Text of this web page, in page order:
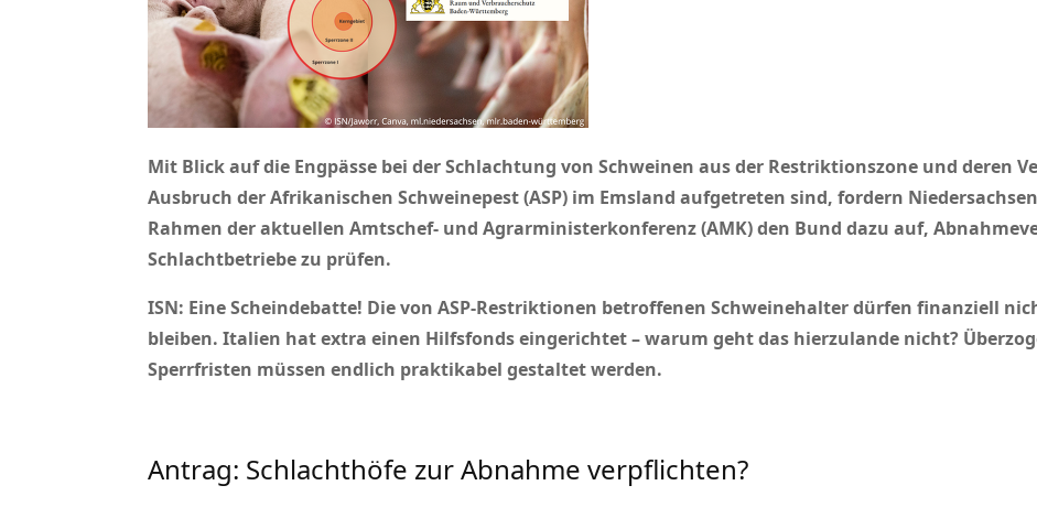
Mit Blick auf die Engpässe bei der Schlachtung von Schweinen aus der Restriktionszone und deren
Ausbruch der Afrikanischen Schweinepest (ASP) im Emsland aufgetreten sind, fordern
Rahmen der aktuellen Amtschef- und Agrarministerkonferenz (AMK) den Bund dazu auf,
Schlachtbetriebe zu prüfen.
ISN: Eine Scheindebatte! Die von ASP-Restriktionen betroffenen Schweinehalter dürfen finanziell
bleiben. Italien hat extra einen Hilfsfonds eingerichtet – warum geht das hierzulande nicht?
Sperrfristen müssen endlich praktikabel gestaltet werden.
Antrag: Schlachthöfe zur Abnahme verpflichten?